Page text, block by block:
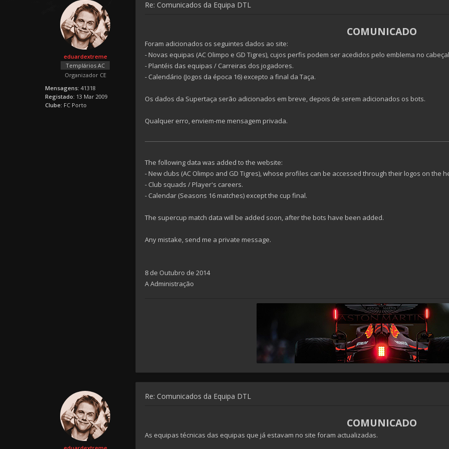
eduardextreme
Templários AC
Organizador CE
Mensagens: 41318
Registado: 13 Mar 2009
Clube: FC Porto
Re: Comunicados da Equipa DTL
COMUNICADO
Foram adicionados os seguintes dados ao site:
- Novas equipas (AC Olimpo e GD Tigres), cujos perfis podem ser acedidos pelo emblema no
- Plantéis das equipas / Carreiras dos jogadores.
- Calendário (Jogos da época 16) excepto a final da Taça.
Os dados da Supertaça serão adicionados em breve, depois de serem adicionados os bots.
Qualquer erro, enviem-me mensagem privada.
The following data was added to the website:
- New clubs (AC Olimpo and GD Tigres), whose profiles can be accessed through their logos on the
- Club squads / Player's careers.
- Calendar (Seasons 16 matches) except the cup final.
The supercup match data will be added soon, after the bots have been added.
Any mistake, send me a private message.
8 de Outubro de 2014
A Administração
Re: Comunicados da Equipa DTL
COMUNICADO
As equipas técnicas das equipas que já estavam no site foram actualizadas.